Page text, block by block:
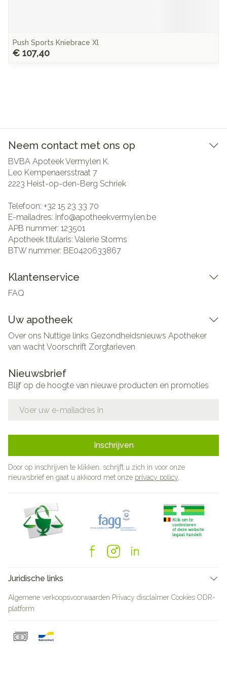
Push Sports Kniebrace Xl
€ 107,40
Neem contact met ons op
BVBA Apoteek Vermylen K.
Leo Kempenaersstraat 7
2223 Heist-op-den-Berg Schriek
Telefoon: +32 15 23 33 70
E-mailadres: info@apotheekvermylen.be
APB nummer: 123501
Apotheek titularis: Valerie Storms
BTW nummer: BE0420633867
Klantenservice
FAQ
Uw apotheek
Over ons Nuttige links Gezondheidsnieuws Apotheker
van wachtVoorschrift Zorgtarieven
Nieuwsbrief
Blijf op de hoogte van nieuwe producten en promoties
Inschrijven
Door op inschrijven te klikken, schrijft u zich in voor onze
nieuwsbrief en gaat u akkoord met onze privacy policy
Juridische links
Algemene verkoopsvoorwaarden Privacy disclaimer Cookies ODR-
platform